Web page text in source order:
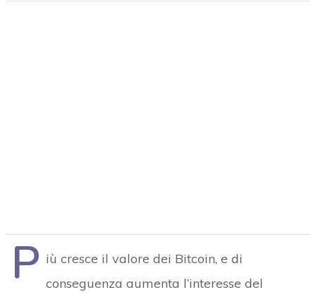
P iù cresce il valore dei Bitcoin, e di
conseguenza aumenta l’interesse del